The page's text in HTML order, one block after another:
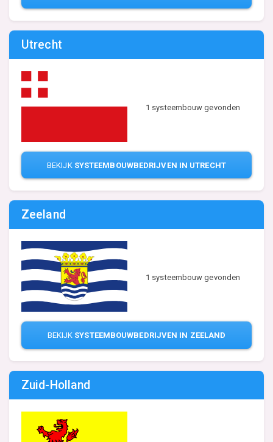
Utrecht
1 systeembouw gevonden
BEKIJK SYSTEEMBOUWBEDRIJVEN IN UTRECHT
Zeeland
1 systeembouw gevonden
BEKIJK SYSTEEMBOUWBEDRIJVEN IN ZEELAND
Zuid-Holland